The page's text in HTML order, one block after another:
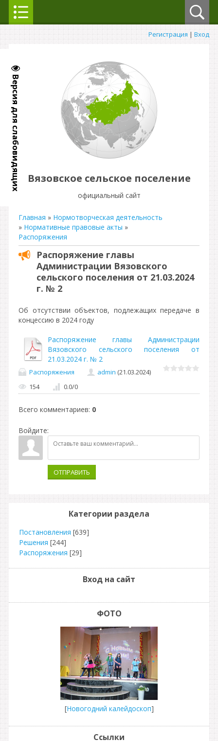
Версия для слабовидящих
Регистрация | Вход
Вязовское сельское поселение
официальный сайт
Главная » Нормотворческая деятельность
» Нормативные правовые акты »
Распоряжения
Распоряжение главы
Администрации Вязовского
сельского поселения от 21.03.2024
г. № 2
Об отсутствии объектов, подлежащих передаче в
концессию в 2024 году
Распоряжение главы Администрации
Вязовского сельского поселения от
21.03.2024 г. № 2
Распоряжения admin (21.03.2024)
154
0.0/0
Всего комментариев: 0
Войдите:
ОТПРАВИТЬ
Категории раздела
Постановления [639]
Решения [244]
Распоряжения [29]
Вход на сайт
ФОТО
[Новогодний калейдоскоп]
Ссылки